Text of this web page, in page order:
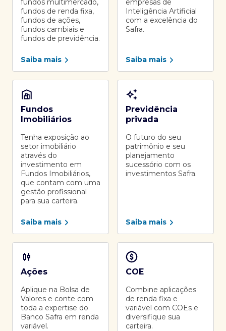
fundos multimercado,
fundos de renda fixa,
fundos de ações,
fundos cambiais e
fundos de previdência.
Saiba mais
empresas de
Inteligência Artificial
com a excelência do
Safra.
Saiba mais
Fundos
Imobiliários
Tenha exposição ao
setor imobiliário
através do
investimento em
Fundos Imobiliários,
que contam com uma
gestão profissional
para sua carteira.
Saiba mais
Previdência
privada
O futuro do seu
patrimônio e seu
planejamento
sucessório com os
investimentos Safra.
Saiba mais
Ações
Aplique na Bolsa de
Valores e conte com
toda a expertise do
Banco Safra em renda
variável.
COE
Combine aplicações
de renda fixa e
variável com COEs e
diversifique sua
carteira.